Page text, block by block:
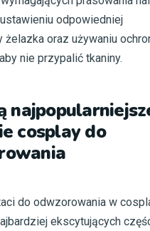
odpowiedniej
żelazka oraz używaniu
nie przypalić tkaniny.
cosplay do
do odwzorowania w
ekscytujących